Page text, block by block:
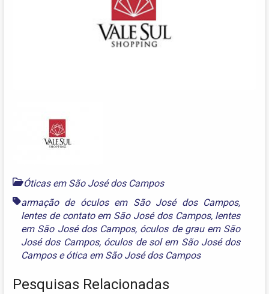
Óticas em São José dos Campos
armação de óculos em São José dos Campos,
lentes de contato em São José dos Campos, lentes
em São José dos Campos, óculos de grau em São
José dos Campos, óculos de sol em São José dos
Camposeótica em São José dos Campos
Pesquisas Relacionadas